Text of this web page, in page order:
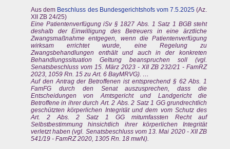
Aus dem Beschluss des Bundesgerichtshofs vom 7.5.2025 (Az.
XII ZB 24/25)
Eine Patientenverfügung iSv § 1827 Abs. 1 Satz 1 BGB steht
deshalb der Einwilligung des Betreuers in eine ärztliche
Zwangsmaßnahme entgegen, wenn die Patientenverfügung
wirksam errichtet wurde, eine Regelung zu
Zwangsbehandlungen enthält und auch in der konkreten
Behandlungssituation Geltung beanspruchen soll (vgl.
Senatsbeschluss vom 15. März 2023 - XII ZB 232/21 - FamRZ
2023, 1059 Rn. 15 zu Art. 6 BayMRVG). …
Auf den Antrag der Betroffenen ist entsprechend § 62 Abs. 1
FamFG durch den Senat auszusprechen, dass die
Entscheidungen von Amtsgericht und Landgericht die
Betroffene in ihrer durch Art. 2 Abs. 2 Satz 1 GG grundrechtlich
geschützten körperlichen Integrität und dem vom Schutz des
Art. 2 Abs. 2 Satz 1 GG mitumfassten Recht auf
Selbstbestimmung hinsichtlich ihrer körperlichen Integrität
verletzt haben (vgl. Senatsbeschluss vom 13. Mai 2020 - XII ZB
541/19 - FamRZ 2020, 1305 Rn. 18 mwN).